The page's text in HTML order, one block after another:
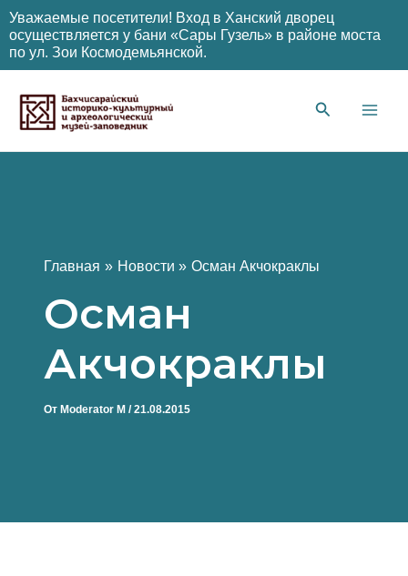
Уважаемые посетители! Вход в Ханский дворец
осуществляется у бани «Сары Гузель» в районе моста
по ул. Зои Космодемьянской.
содержимому
Главная Новости Осман Акчокраклы
Осман
Акчокраклы
От Moderator M /21.08.2015